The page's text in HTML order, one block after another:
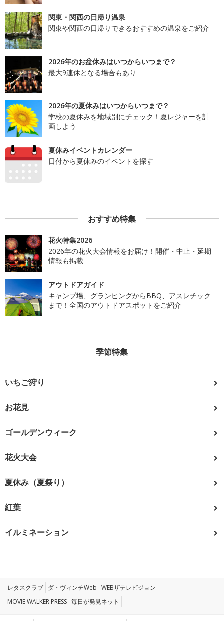
関東・関西の日帰り温泉
関東や関西の日帰りできるおすすめの温泉をご紹介
2026年のお盆休みはいつからいつまで？
最大9連休となる場合もあり
2026年の夏休みはいつからいつまで？
学校の夏休みを地域別にチェック！夏レジャーを計
画しよう
夏休みイベントカレンダー
日付から夏休みのイベントを探す
おすすめ特集
花火特集2026
2026年の花火大会情報をお届け！開催・中止・延期
情報も掲載
アウトドアガイド
キャンプ場、グランピングからBBQ、アスレチック
まで！全国のアウトドアスポットをご紹介
季節特集
いちご狩り
お花見
ゴールデンウィーク
花火大会
夏休み（夏祭り）
紅葉
イルミネーション
レタスクラブ ダ・ヴィンチWeb WEBザテレビジョン
MOVIE WALKER PRESS 毎日が発見ネット